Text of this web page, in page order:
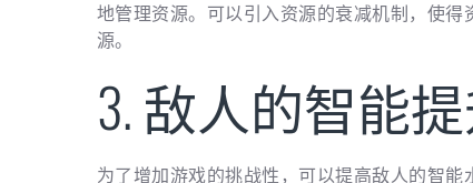
地管理资源。可以引入资源的衰减机制，使
源。
3. 敌人的智能
为了增加游戏的挑战性，可以提高敌人的智